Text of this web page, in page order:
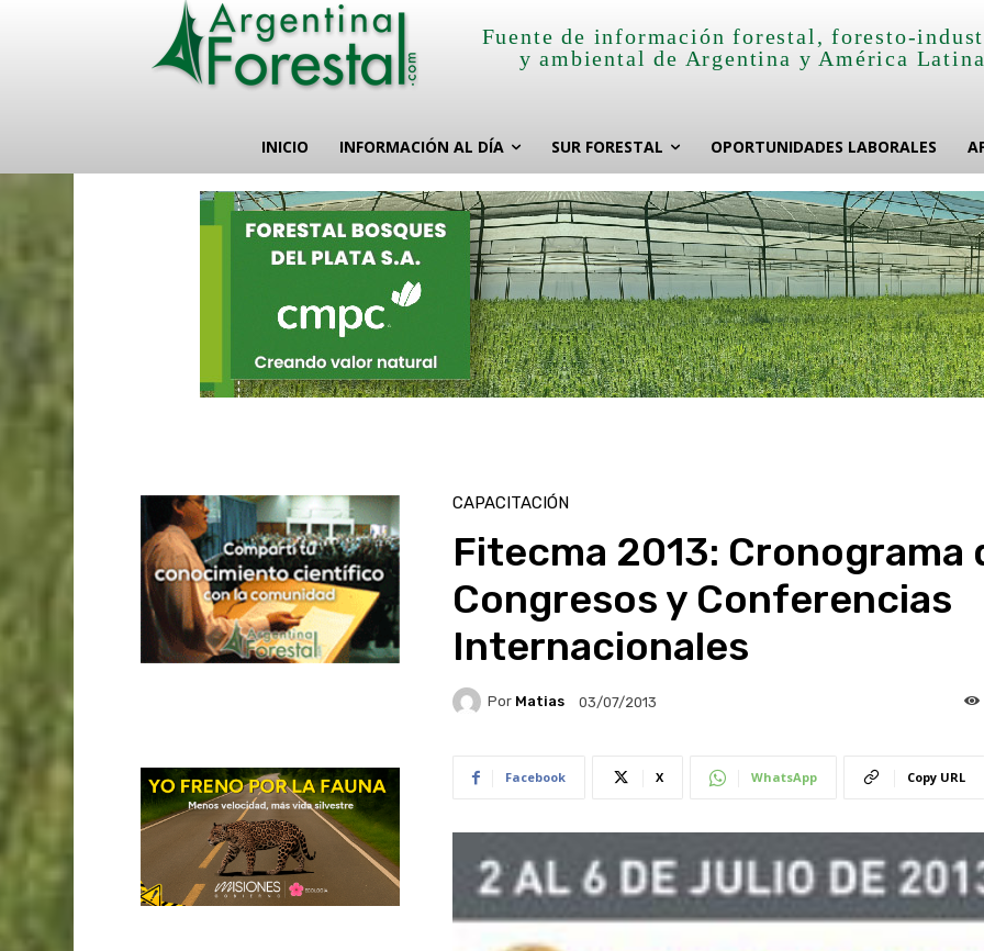
Fuente de información forestal, foresto-
y ambiental de Argentina y América
INICIO INFORMACIÓN AL DÍA SUR FORESTAL OPORTUNIDADES LABORALES
CAPACITACIÓN
Fitecma 2013: Cronograma
Congresos y Conferencias
Internacionales
Por Matias 03/07/2013
Facebook X WhatsApp Copy URL